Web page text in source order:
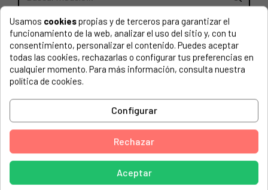
BRAZO ASPERSOR INFERIOR PARA LAVAVAJILLAS
ELECTROLUX 1119208211
911416045 07 RSF66095KR REX
AEG, 91141400900
AEG, 91144400100
AEG, 91144400200
Usamos cookiespropias y de terceros para garantizar el
funcionamiento de la web, analizar el uso del sitio y, con tu
consentimiento, personalizar el contenido. Puedes aceptar
todas las cookies, rechazarlas o configurar tus preferencias en
cualquier momento. Para más información, consulta nuestra
política de cookies.
Configurar
Rechazar
Aceptar